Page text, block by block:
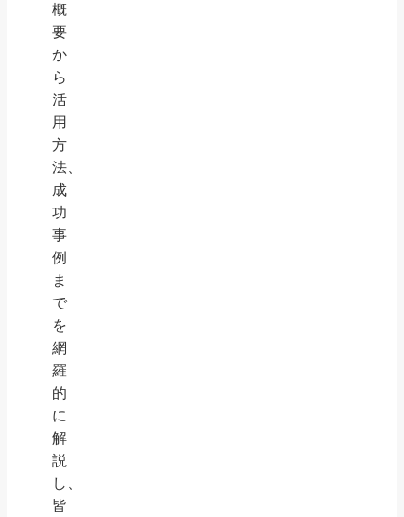
概
要
か
ら
活
用
方
法、
成
功
事
例
ま
で
を
網
羅
的
に
解
説
し、
皆